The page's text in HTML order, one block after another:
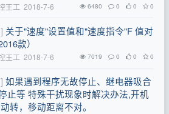
王工 2018-7-6 6480 0 0 0
关于"速度"设置值和"速度指令"F 值对
款）
王工 2018-7-6 7019 0 0 0
如果遇到程序无故停止、继电器吸合
止等 特殊干扰现象时解决办法,开机
转，移动距离不对。